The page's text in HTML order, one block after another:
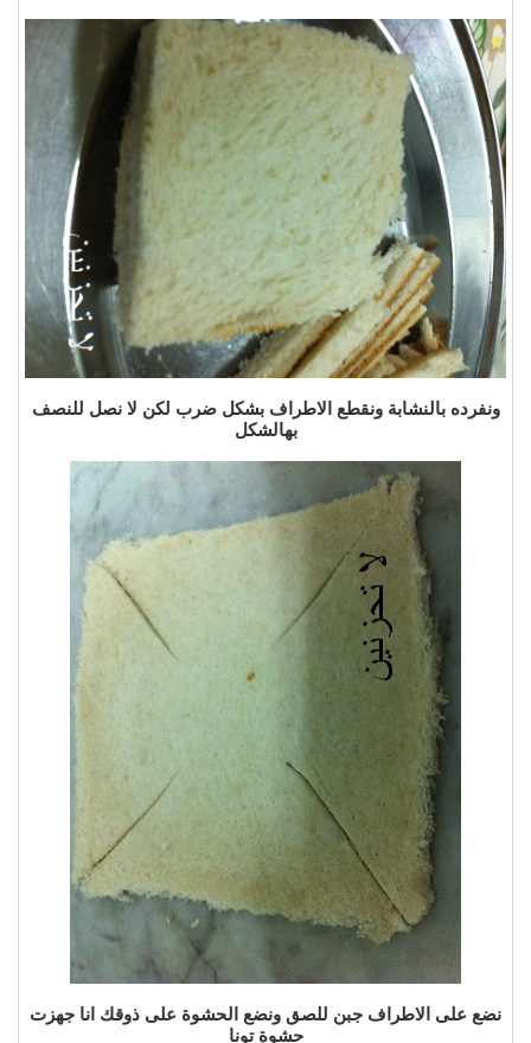
ونفرده بالنشابة ونقطع الاطراف بشكل ضرب لكن لا نصل للنصف
بهالشكل
نضع على الاطراف جبن للصق ونضع الحشوة على ذوقك انا جهزت
حشوة تونا